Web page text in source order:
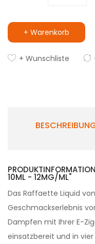
+ Warenkorb
+ Wunschliste
10ML - 12MG/ML"
Das Raffaette Liquid
Geschmackserlebnis
Dampfen mit Ihrer E-
einsatzbereit und in